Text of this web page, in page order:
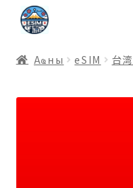
ナ
ビ
ー
ョ
コ
ン
ン
ス
Аҩны еSIM 台湾